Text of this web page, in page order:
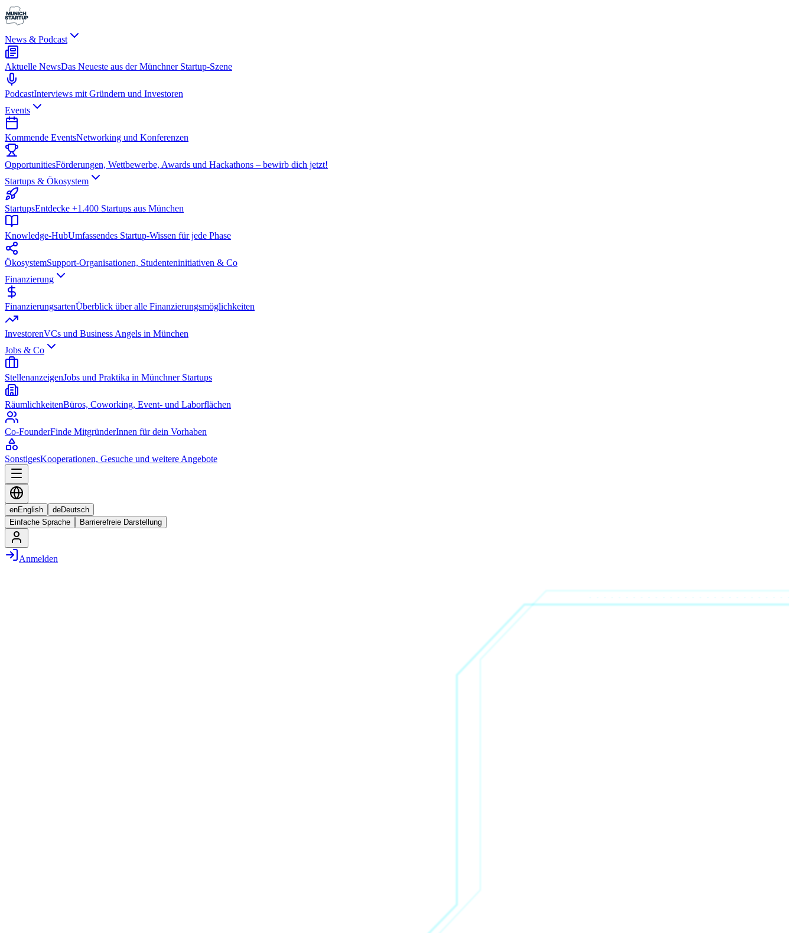
News & Podcast
Aktuelle NewsDas Neueste aus der Münchner Startup-Szene
PodcastInterviews mit Gründern und Investoren
Events
Kommende EventsNetworking und Konferenzen
OpportunitiesFörderungen, Wettbewerbe, Awards und Hackathons – bewirb dich jetzt!
Startups & Ökosystem
StartupsEntdecke +1.400 Startups aus München
Knowledge-HubUmfassendes Startup-Wissen für jede Phase
ÖkosystemSupport-Organisationen, Studenteninitiativen & Co
Finanzierung
FinanzierungsartenÜberblick über alle Finanzierungsmöglichkeiten
InvestorenVCs und Business Angels in München
Jobs & Co
StellenanzeigenJobs und Praktika in Münchner Startups
RäumlichkeitenBüros, Coworking, Event- und Laborflächen
Co-FounderFinde MitgründerInnen für dein Vorhaben
SonstigesKooperationen, Gesuche und weitere Angebote
enEnglish deDeutsch
Einfache Sprache
Barrierefreie Darstellung
Anmelden